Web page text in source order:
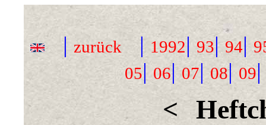
| zurück| 1992| 93| 94|
05|06|07| 08| 09
<